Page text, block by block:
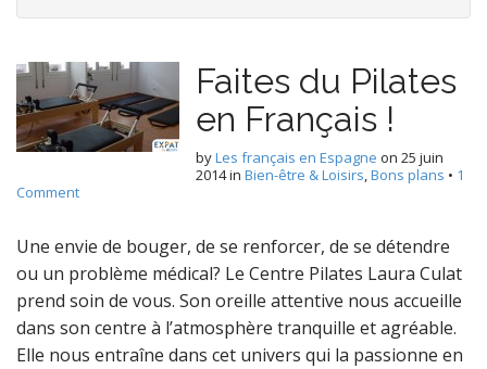
Faites du Pilates
en Français !
byLes français en Espagne on 25 juin
2014in Bien-être & Loisirs,Bons plans • 1
Comment
Une envie de bouger, de se renforcer, de se détendre
ou un problème médical? Le Centre Pilates Laura Culat
prend soin de vous. Son oreille attentive nous accueille
dans son centre à l’atmosphère tranquille et agréable.
Elle nous entraîne dans cet univers qui la passionne en